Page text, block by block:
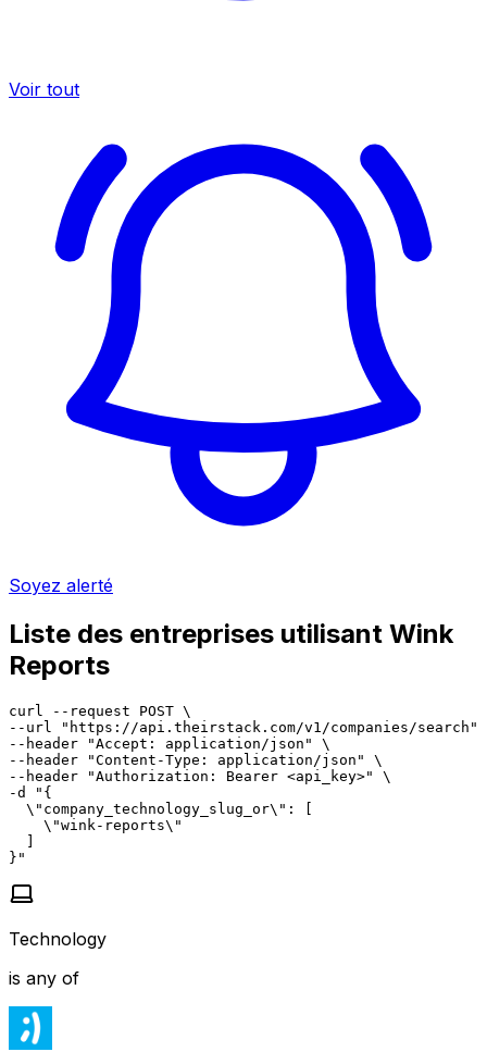
Voir tout
Soyez alerté
Liste des entreprises utilisant Wink
Reports
curl --request POST \
--url "https://api.theirstack.com/v1/companies/search"
--header "Accept: application/json" \
--header "Content-Type: application/json" \
--header "Authorization: Bearer <api_key>" \
-d "{
  \"company_technology_slug_or\": [
    \"wink-reports\"
  ]
}"
Technology
is any of